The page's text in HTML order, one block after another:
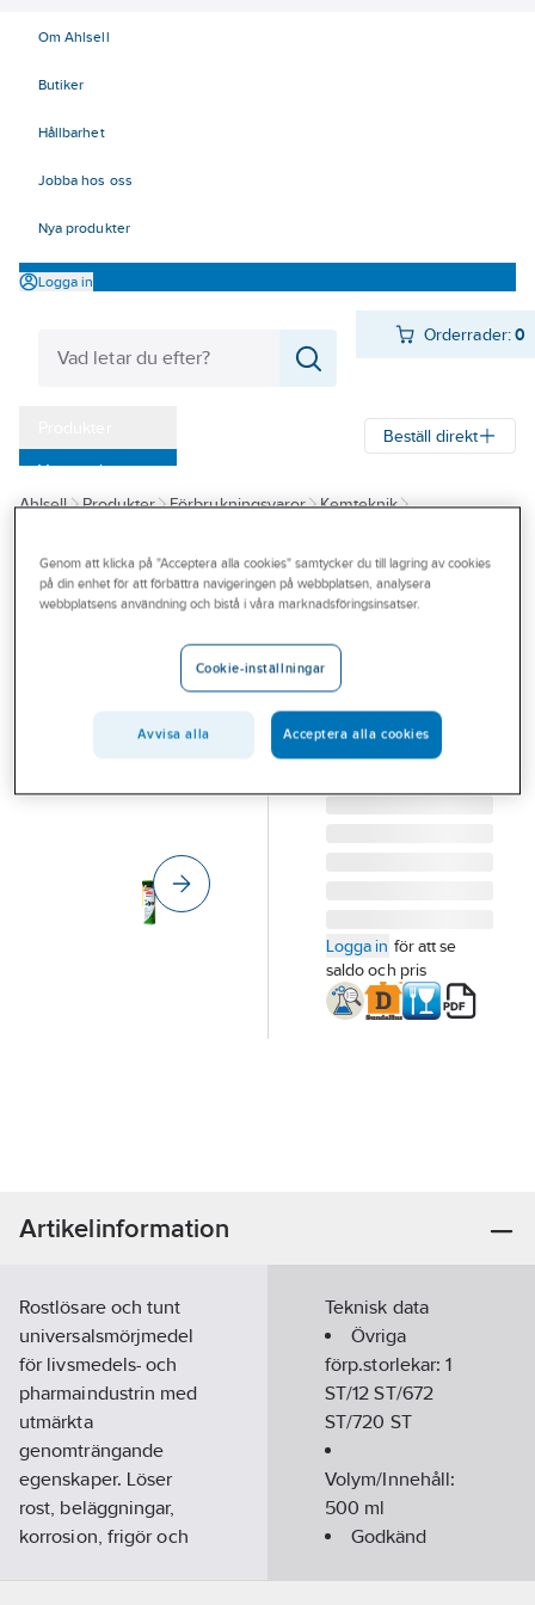
Om Ahlsell
Butiker
Hållbarhet
Jobba hos oss
Nya produkter
Logga in
Orderrader:0
Varumärken
Kampanjer
Outlet
Branscher
Beställ direkt
Ahlsell Produkter Förbrukningsvaror
Kemteknik
CRC
Smörjmedel
CRC Pen oil
SMÖRJMEDEL CRC
PEN OIL 500ML
NSF H1
Artikelnummer:
Logga in för att se
saldo och pris
Artikelinformation
Rostlösare och tunt
universalsmörjmedel
för livsmedels- och
pharmaindustrin med
utmärkta
genomträngande
egenskaper. Löser
rost, beläggningar,
korrosion, frigör och
Teknisk data
Övriga
förp.storlekar:1
ST/12 ST/672
ST/720 ST
Volym/Innehåll:
500 ml
Godkänd
Genom att klicka på "Acceptera alla cookies" samtycker du till lagring av cookies
på din enhet för att förbättra navigeringen på webbplatsen, analysera
webbplatsens användning och bistå i våra marknadsföringsinsatser.
Cookie-inställningar
Avvisa alla Acceptera alla cookies